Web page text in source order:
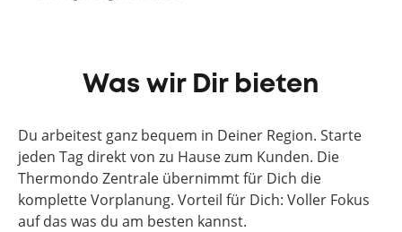
Was wir Dir bieten
Du arbeitest ganz bequem in Deiner Region. Starte
jeden Tag direkt von zu Hause zum Kunden. Die
Thermondo Zentrale übernimmt für Dich die
komplette Vorplanung. Vorteil für Dich: Voller Fokus
auf das was du am besten kannst.